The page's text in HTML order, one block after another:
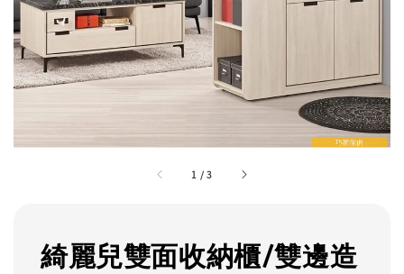
1 /3
綺麗兒雙面收納櫃/雙邊造